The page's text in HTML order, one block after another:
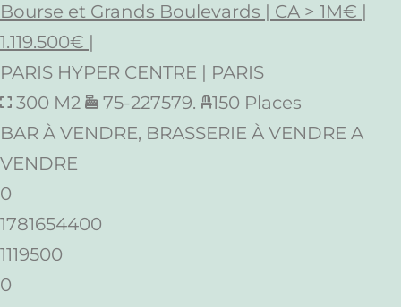
Bourse et Grands Boulevards | CA > 1M€ |
1.119.500€ |
PARIS HYPER CENTRE | PARIS
300 M2
75-227579.
150 Places
BAR À VENDRE, BRASSERIE À VENDRE A
VENDRE
0
1781654400
1119500
0